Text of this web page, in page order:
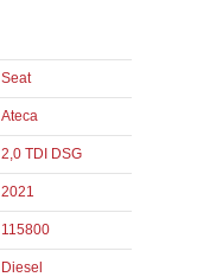
Seat
Ateca
2,0 TDI DSG
2021
115800
Diesel